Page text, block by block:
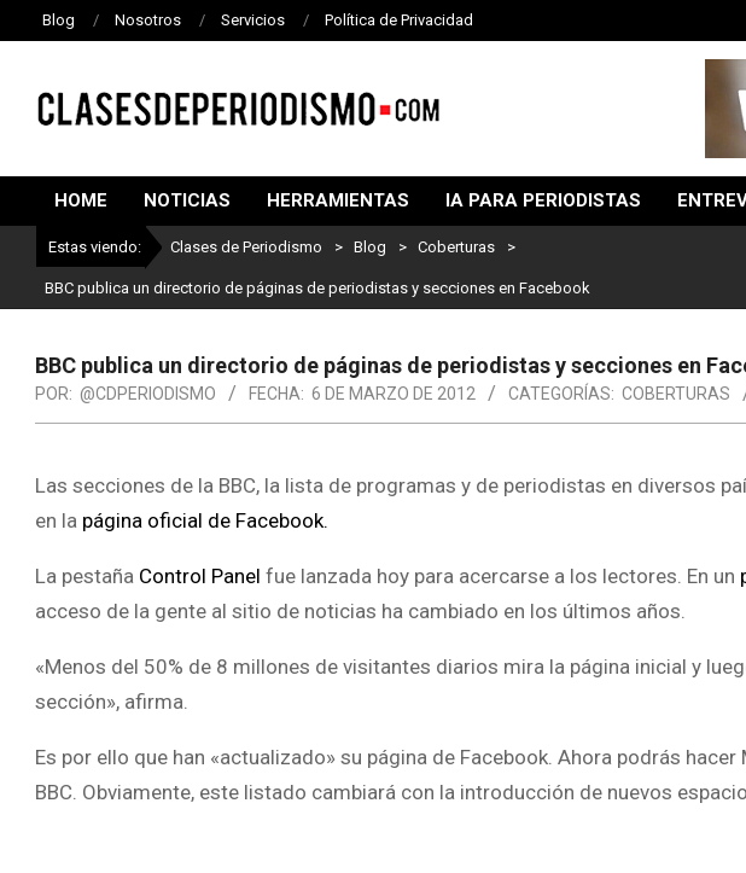
Blog Nosotros Servicios Política de Privacidad
DE
PERIODISMO
HOME NOTICIAS HERRAMIENTAS IA PARA PERIODISTAS
Estas viendo: Clases de Periodismo > Blog > Coberturas >
BBC publica un directorio de páginas de periodistas y secciones en Facebook
Lo mejor del periodismo:
BBC publica un directorio de páginas de periodistas y secciones en
POR: @CDPERIODISMO FECHA: 6 DE MARZO DE 2012 CATEGORÍAS: COBERTURAS
Las secciones de la BBC, la lista de programas y de periodistas en diversos
en la página oficial de Facebook.
La pestaña Control Panel fue lanzada hoy para acercarse a los lectores. En un
acceso de la gente al sitio de noticias ha cambiado en los últimos años.
«Menos del 50% de 8 millones de visitantes diarios mira la página inicial y
sección», afirma.
Es por ello que han «actualizado» su página de Facebook. Ahora podrás
BBC. Obviamente, este listado cambiará con la introducción de nuevos